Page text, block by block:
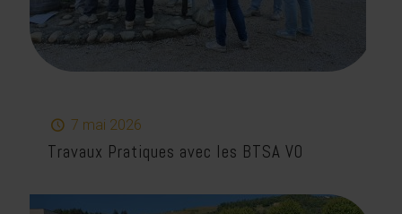
7 mai 2026
Travaux Pratiques avec les BTSA VO